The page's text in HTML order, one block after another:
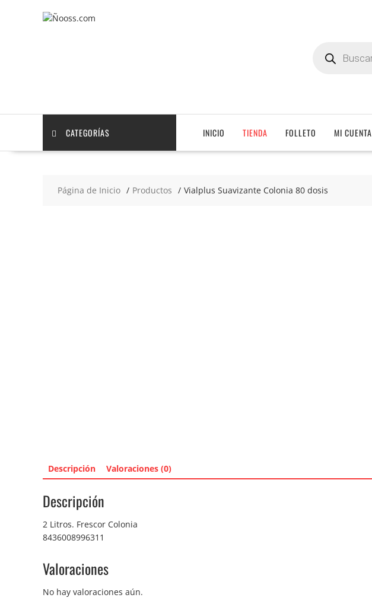
productos
CATEGORÍAS INICIO TIENDA FOLLETO MI CUENTA
Página de Inicio Productos Vialplus Suavizante Colonia 80 dosis
Descripción Valoraciones (0)
Descripción
2 Litros. Frescor Colonia
8436008996311
Valoraciones
No hay valoraciones aún.